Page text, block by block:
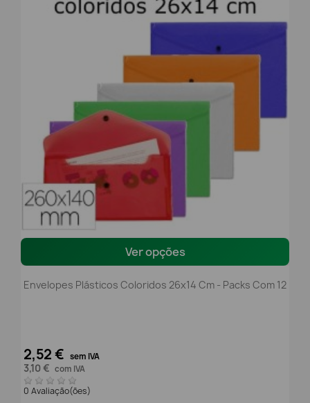
Ver opções
Envelopes Plásticos Coloridos 26x14 Cm - Packs Com 12
2,52 € sem IVA
3,10 € com IVA
0 Avaliação(ões)